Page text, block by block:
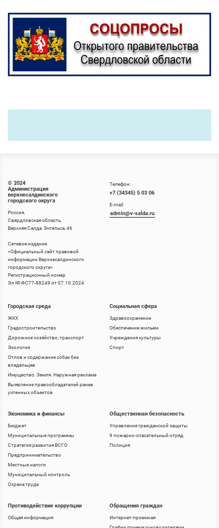
© 2024
Администрация
верхнесалдинского
городского округа
Россия,
Свердловская область,
Верхняя Салда, Энгельса, 46
Сетевое издание
«Официальный сайт правовой
информации Верхнесалдинского
городского округа»
Регистрационный номер
Эл № ФС77-88249 от 07.10.2024
Городская среда
ЖКХ
Градостроительство
Дорожное хозяйство, транспорт
Экология
Отлов и содержание собак без
владельцев
Имущество. Земля. Наружная реклама
Выявление правообладателей ранее
учтенных объектов
Социальная сфера
Здравоохранение
Обеспечение жильем
Учреждения культуры
Спорт
Телефон:
+7 (34345) 5 03 06
E-mail:
admin@v-salda.ru
Экономика и финансы
Бюджет
Муниципальные программы
Стратегия развития ВСГО
Предпринимательство
Местные налоги
Муниципальный контроль
Охрана труда
Общественная безопасность
Управление гражданской защиты
9 пожарно-спасательный отряд
Полиция
Противодействие коррупции
Общая информация
Обращения граждан
Интернет-приемная